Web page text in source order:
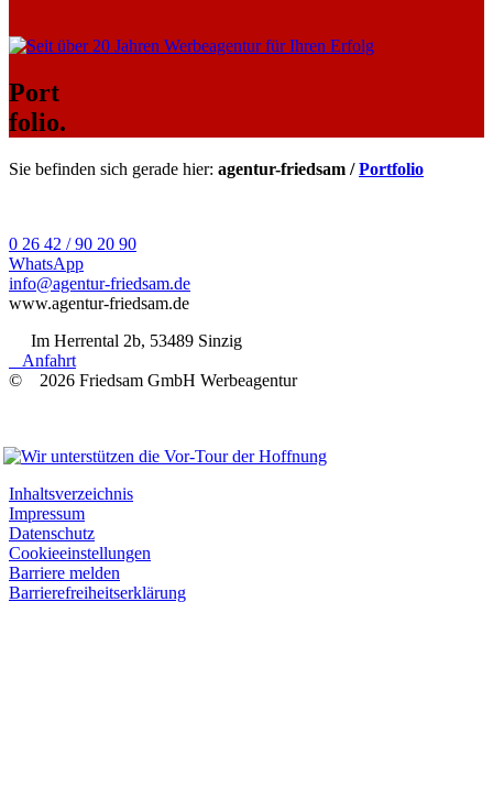
Port
folio.
Sie befinden sich gerade hier: agentur-friedsam /Portfolio
0 26 42 / 90 20 90
WhatsApp
info@agentur-friedsam.de
www.agentur-friedsam.de
Im Herrental 2b, 53489 Sinzig
Anfahrt
© 2026 Friedsam GmbH Werbeagentur
Inhaltsverzeichnis
Impressum
Datenschutz
Cookieeinstellungen
Barriere melden
Barrierefreiheitserklärung